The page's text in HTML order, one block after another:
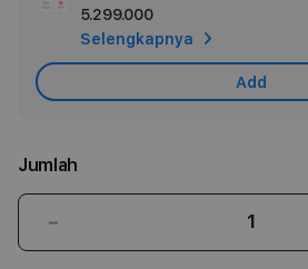
5.299.000
Selengkapnya
Add
Jumlah
Kurangi
jumlah